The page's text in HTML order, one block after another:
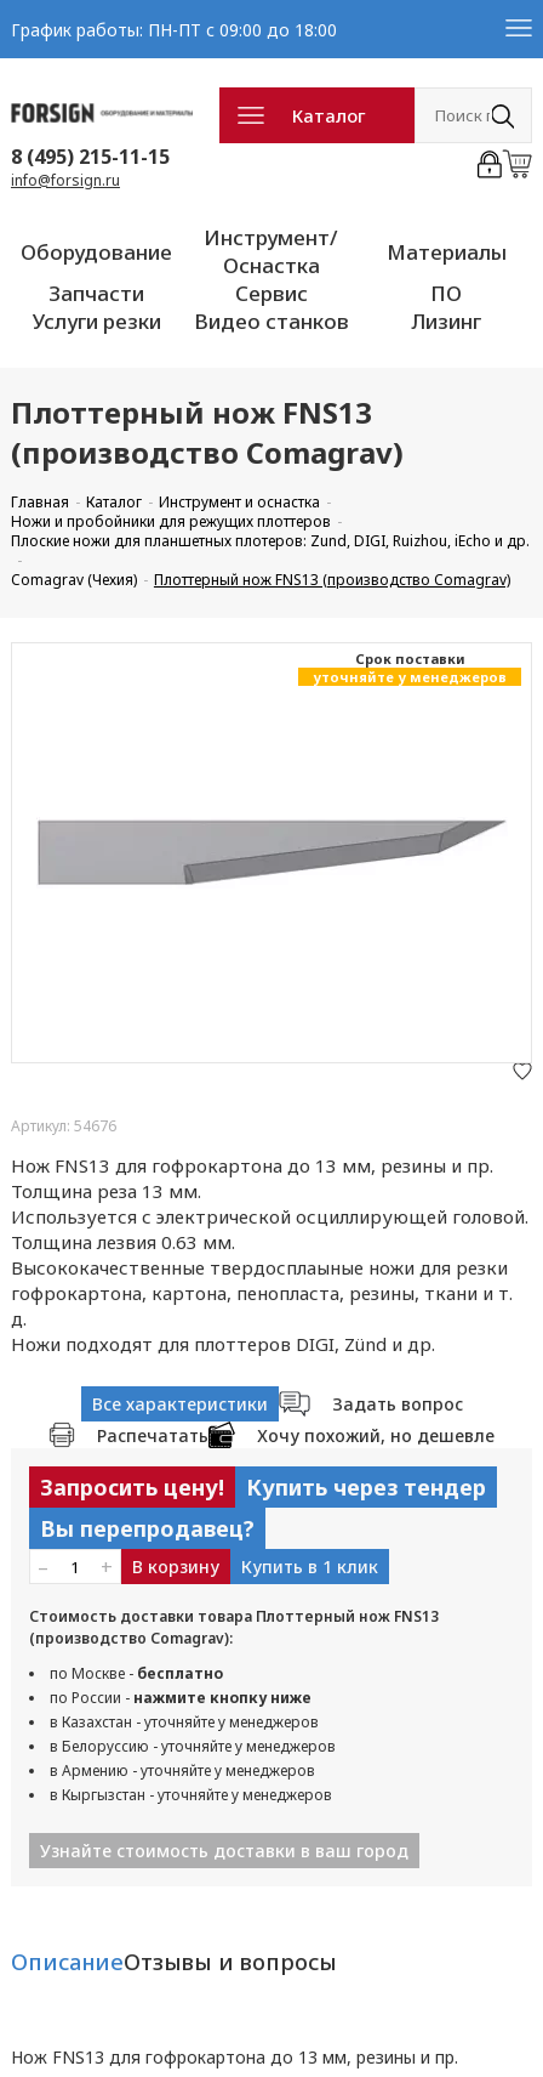
График работы: ПН-ПТ с 09:00 до 18:00
Каталог
8 (495) 215-11-15
info@forsign.ru
Оборудование
Инструмент/
Оснастка
Материалы
Запчасти
Сервис
ПО
Услуги резки
Видео станков Лизинг
Плоттерный нож FNS13
(производство Comagrav)
Главная Каталог
Инструмент и оснастка
Ножи и пробойники для режущих плоттеров
Плоские ножи для планшетных плотеров: Zund, DIGI, Ruizhou, iEcho и др.
Comagrav (Чехия)
Плоттерный нож FNS13 (производство Comagrav)
Cрок поставки
уточняйте у менеджеров
Артикул: 54676
Нож FNS13 для гофрокартона до 13 мм, резины и пр.
Толщина реза 13 мм.
Используется с электрической осциллирующей головой.
Толщина лезвия 0.63 мм.
Высококачественные твердосплаыные ножи для резки
гофрокартона, картона, пенопласта, резины, ткани и т.
д.
Ножи подходят для плоттеров DIGI, Zünd и др.
Все характеристики
Задать вопрос
Распечатать
Хочу похожий, но дешевле
Запросить цену!
Купить через тендер
Вы перепродавец?
– + В корзину Купить в 1 клик
Стоимость доставки товара Плоттерный нож FNS13
(производство Comagrav):
по Москве - бесплатно
по России - нажмите кнопку ниже
в Казахстан - уточняйте у менеджеров
в Белоруссию - уточняйте у менеджеров
в Армению - уточняйте у менеджеров
в Кыргызстан - уточняйте у менеджеров
Узнайте стоимость доставки в ваш город
ОписаниеОтзывы и вопросы
Нож FNS13 для гофрокартона до 13 мм, резины и пр.